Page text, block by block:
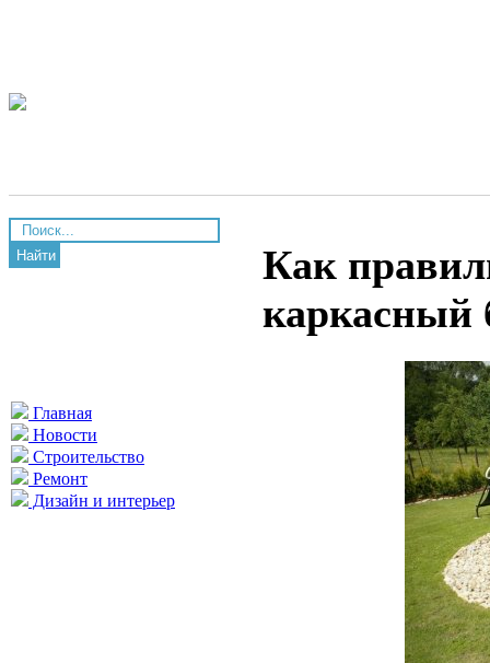
Найти
Главная
Новости
Строительство
Ремонт
Дизайн и интерьер
Как
каркасный